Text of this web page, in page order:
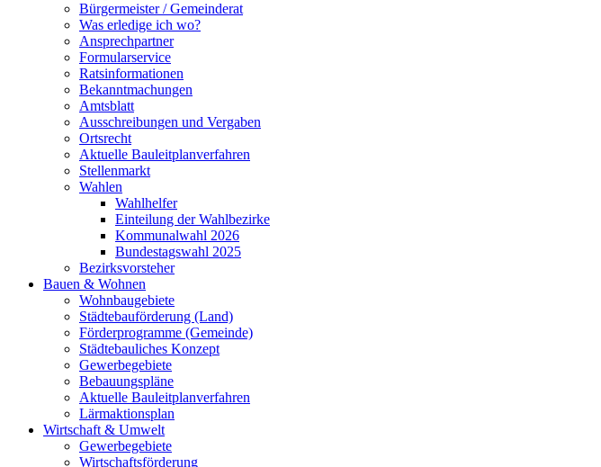
Bürgermeister / Gemeinderat
Was erledige ich wo?
Ansprechpartner
Formularservice
Ratsinformationen
Bekanntmachungen
Amtsblatt
Ausschreibungen und Vergaben
Ortsrecht
Aktuelle Bauleitplanverfahren
Stellenmarkt
Wahlen
Wahlhelfer
Einteilung der Wahlbezirke
Kommunalwahl 2026
Bundestagswahl 2025
Bezirksvorsteher
Bauen & Wohnen
Wohnbaugebiete
Städtebauförderung (Land)
Förderprogramme (Gemeinde)
Städtebauliches Konzept
Gewerbegebiete
Bebauungspläne
Aktuelle Bauleitplanverfahren
Lärmaktionsplan
Wirtschaft & Umwelt
Gewerbegebiete
Wirtschaftsförderung